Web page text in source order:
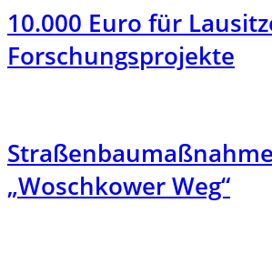
10.000 Euro für
Forschungsprojekte
„Woschkower Weg“